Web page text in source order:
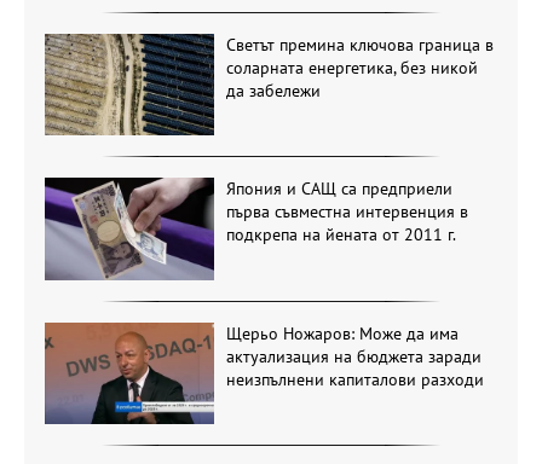
Светът премина ключова граница в
соларната енергетика, без никой
да забележи
Япония и САЩ са предприели
първа съвместна интервенция в
подкрепа на йената от 2011 г.
Щерьо Ножаров: Може да има
актуализация на бюджета заради
неизпълнени капиталови разходи